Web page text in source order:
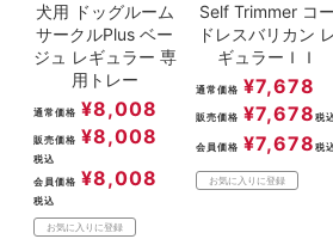
犬用 ドッグルーム
サークルPlus ベー
ジュ レギュラー 専
用トレー
通常価格 ¥8,008
販売価格 ¥8,008
税込
会員価格 ¥8,008
税込
お気に入りに登録
Self Trimmer コー
ドレスバリカン
ギュラーＩＩ
通常価格 ¥7,678
販売価格 ¥7,678 税
会員価格 ¥7,678 税
お気に入りに登録